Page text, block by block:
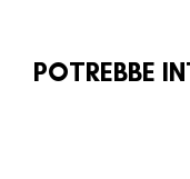
POTREBBE